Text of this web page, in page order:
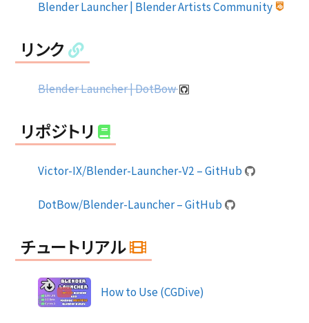
Blender Launcher | Blender Artists Community
リンク
Blender Launcher | DotBow
リポジトリ
Victor-IX/Blender-Launcher-V2 – GitHub
DotBow/Blender-Launcher – GitHub
チュートリアル
How to Use (CGDive)